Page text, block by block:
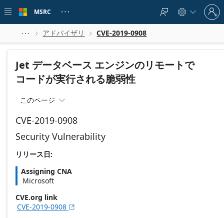
 main
MSRC    
Sign
in
to
account
  アドバイザリ  CVE-2019-0908
Jet データベース エンジンのリモートで
コードが実行される脆弱性
このページ 
CVE-2019-0908
Security Vulnerability
リリース日:
Assigning CNA
Microsoft
CVE.org link
CVE-2019-0908 